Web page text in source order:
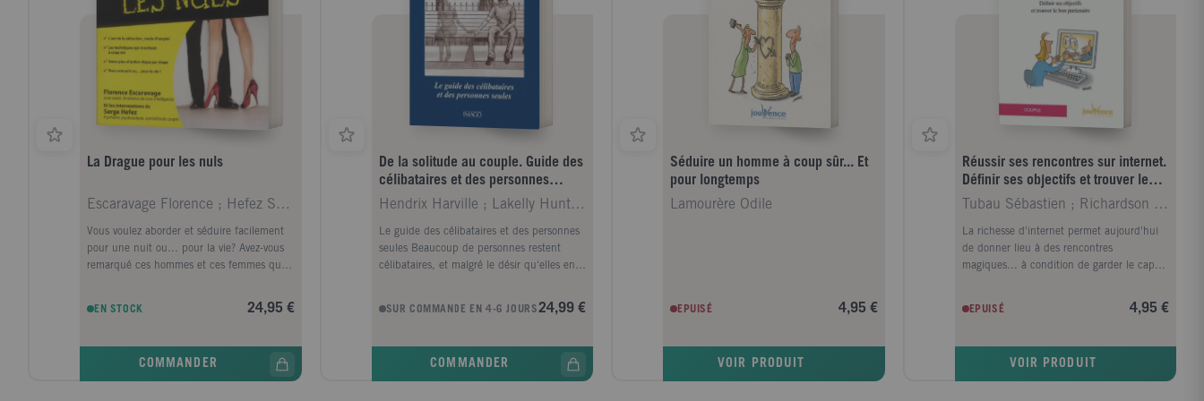
La Drague pour les nuls
Escaravage Florence ; Hefez Serge ; Pichon-Bonno K
Vous voulez aborder et séduire facilement
pour une nuit ou... pour la vie? Avez-vous
remarqué ces hommes et ces femmes qui
qui plaisent? Vous voulez connaître leur
secret? Bonne nouvelle, une fois qu'on a
rend unique, la drague est à notre portée
EN STOCK 24,95 €
COMMANDER
De la solitude au couple. Guide des
célibataires et des personnes
seules
Hendrix Harville ; Lakelly Hunt Helen ; Audiffret
Le guide des célibataires et des personnes
seules Beaucoup de personnes restent
célibataires, et malgré le désir qu'elles en
relation solide Prises dans une impasse
la suite d'un divorce, elles se voient
SUR COMMANDE EN 4-6 JOURS24,99 €
COMMANDER
Séduire un homme à coup sûr... Et
pour longtemps
Lamourère Odile
EPUISÉ 4,95 €
VOIR PRODUIT
Réussir ses rencontres sur internet.
Définir ses objectifs et trouver le
bon partenaire
Tubau Sébastien ; Richardson Emma Jane
La richesse d'internet permet aujourd'hui
de donner lieu à des rencontres
magiques... à condition de garder le cap
étape. Ce livre vous propose les outils
essentiels pour : définir vos objectifs et
sélectionner une photo et rédiger votre
EPUISÉ 4,95 €
VOIR PRODUIT